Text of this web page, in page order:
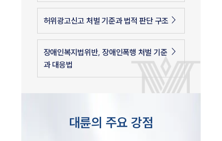
허위광고신고 처벌 기준과 법적 판단 구조
장애인복지법위반, 장애인폭행 처벌 기준
과 대응법
대륜의 주요 강점